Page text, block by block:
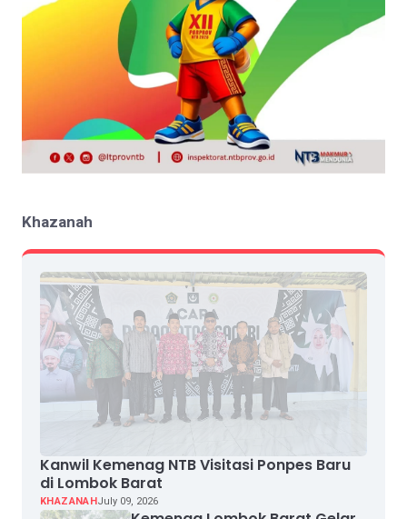
Khazanah
Kanwil Kemenag NTB Visitasi Ponpes Baru
di Lombok Barat
KHAZANAHJuly 09, 2026